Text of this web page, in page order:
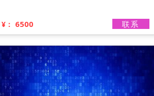
¥： 6500 联系